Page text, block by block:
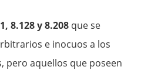
8.128 y 8.208 que se
e inocuos a los
pero aquellos que poseen